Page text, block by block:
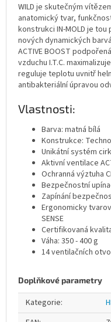
WILD je skutečným
anatomický tvar,
konstrukci IN-MOLD je
nových dynamických
ACTIVE BOOST
vzduchu I.T.C.
reguluje teplotu uvnitř
antibakteriální úpravou
Vlastnosti:
Barva: matná bílá
Konstrukce:
Unikátní systém
Aktivní ventilace
Ochranná výztuha
Bezpečnostní
Zapínání
Ergonomicky
SENSE
Certifikovaná
Váha: 350 - 400 g
14 ventilačních
Doplňkové parametry
Kategorie: